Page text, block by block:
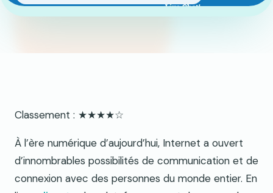
Classement : ★★★★☆
À l’ère numérique d’aujourd’hui, Internet a ouvert
d’innombrables possibilités de communication et de
connexion avec des personnes du monde entier. En